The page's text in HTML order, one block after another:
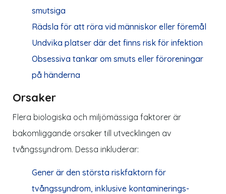
smutsiga
Rädsla för att röra vid människor eller föremål
Undvika platser där det finns risk för infektion
Obsessiva tankar om smuts eller föroreningar
på händerna
Orsaker
Flera biologiska och miljömässiga faktorer är
bakomliggande orsaker till utvecklingen av
tvångssyndrom. Dessa inkluderar:
Gener är den största riskfaktorn för
tvångssyndrom, inklusive kontaminerings-